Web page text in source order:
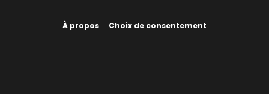
À propos Choix de consentement